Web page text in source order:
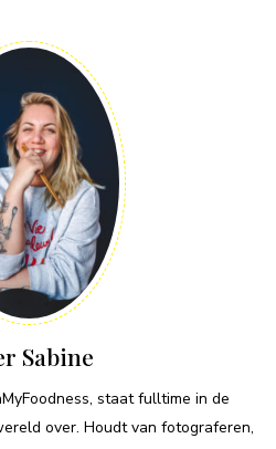
Sabine
staat fulltime in de
over. Houdt van fotograferen,